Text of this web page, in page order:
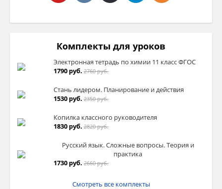
Комплекты для уроков
Электронная тетрадь по химии 11 класс ФГОС
1790 руб. 2760 руб.
Стань лидером. Планирование и действия
1530 руб. 2350 руб.
Копилка классного руководителя
1830 руб. 2820 руб.
Русский язык. Сложные вопросы. Теория и
практика
1730 руб. 2660 руб.
Смотреть все комплекты